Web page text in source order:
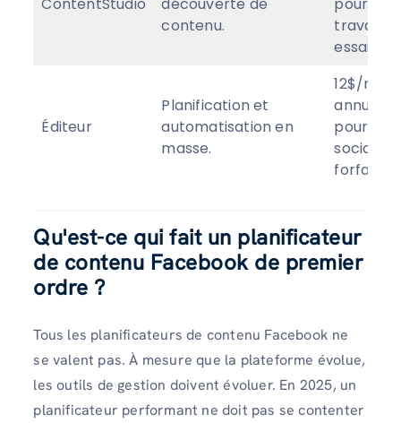
contenu.
travail).
essai
Éditeur
Planification et
automatisation en
masse.
12$/
pour 3
forfait
Qu'est-ce qui fait un planificateur
de contenu Facebook de premier
ordre ?
Tous les planificateurs de contenu Facebook ne
se valent pas. À mesure que la plateforme évolue,
les outils de gestion doivent évoluer. En 2025, un
planificateur performant ne doit pas se contenter